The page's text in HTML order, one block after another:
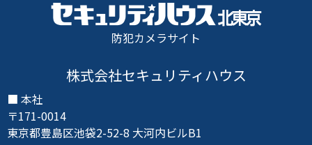
防犯カメラサイト
株式会社セキュリティハウス
本社
〒171-0014
東京都豊島区池袋2-52-8 大河内ビルB1